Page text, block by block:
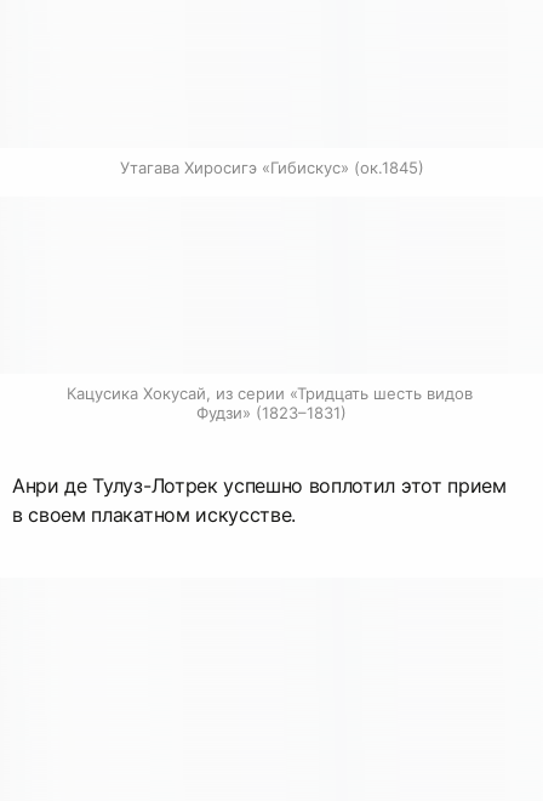
Утагава Хиросигэ «Гибискус» (ок.1845)
Кацусика Хокусай, из серии «Тридцать шесть видов
Фудзи» (1823–1831)
Анри де Тулуз-Лотрек успешно воплотил этот прием
в своем плакатном искусстве.